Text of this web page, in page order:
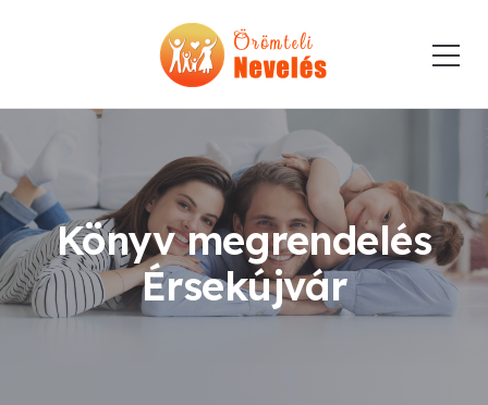
Könyv megrendelés
Érsekújvár